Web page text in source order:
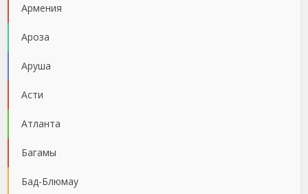
Армения
Ароза
Аруша
Асти
Атланта
Багамы
Бад-Блюмау